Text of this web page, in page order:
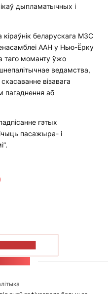
дыпламатычных і
беларускага МЗС
ААН у Нью-Ёрку
таго моманту ўжо
ведамства,
візавага
пагаднення аб
гэтых
пасажыра- і